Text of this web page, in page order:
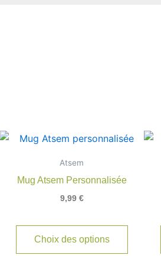
Atsem
Mug Atsem Personnalisée
9,99 €
Choix des options